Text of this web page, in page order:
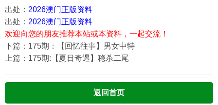
出处： 2026澳门正版资料
出处： 2026澳门正版资料
欢迎向您的朋友推荐本站或本资料，一起交流！
下篇：175期：【回忆往事】男女中特
上篇：175期:【夏日奇遇】稳杀二尾
返回首页